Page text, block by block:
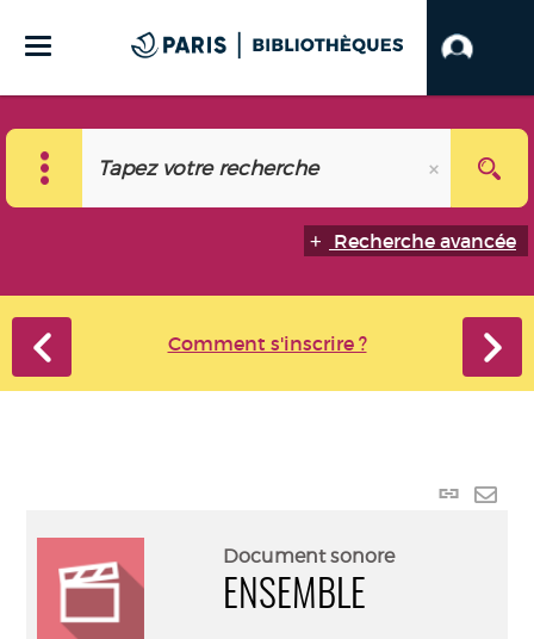
Recherche avancée
Comment s'inscrire ?
Lien
Document sonore
ENSEMBLE